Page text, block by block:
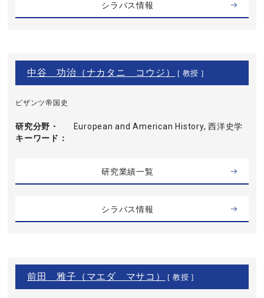
シラバス情報
中谷 功治（ナカタニ コウジ） [ 教授 ]
ビザンツ帝国史
研究分野・
キーワード
European and American History, 西洋史学
研究業績一覧
シラバス情報
前田 雅子（マエダ マサコ） [ 教授 ]